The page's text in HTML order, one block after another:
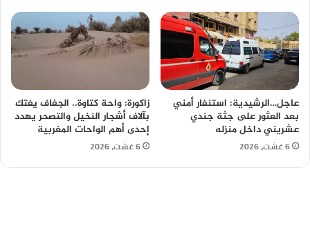
عاجل…الرشيدية: استنفار أمني
بعد العثور على جثة جندي
عشريني داخل منزله
6 غشت، 2026
زاكورة: واحة كتاوة.. الجفاف يفتك
بآلاف أشجار النخيل والتصحر يهدد
إحدى أهم الواحات المغربية
6 غشت، 2026